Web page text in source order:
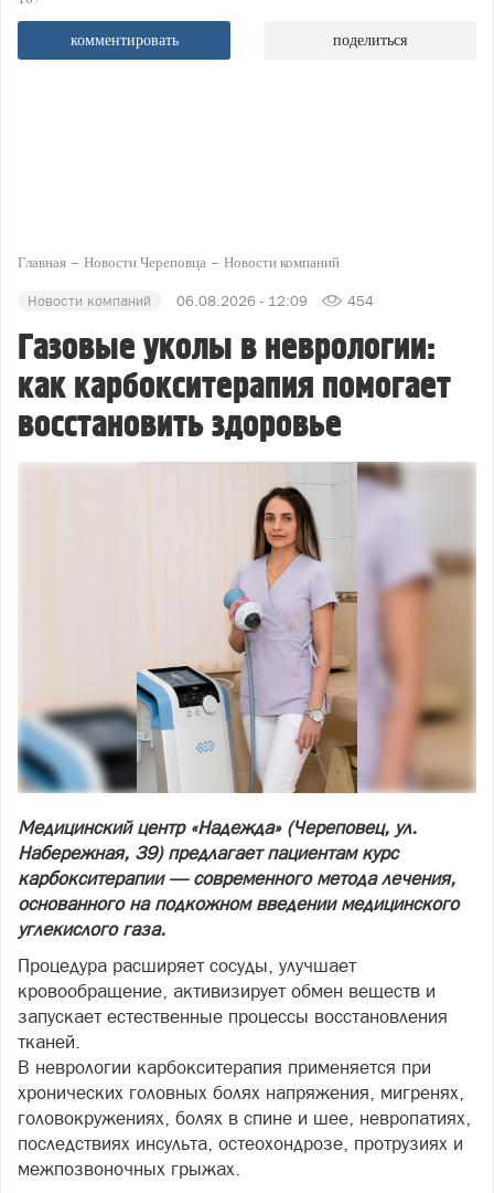
комментировать поделиться
Главная Новости Череповца Новости компаний
Новости компаний 06.08.2026 - 12:09 454
Газовые уколы в неврологии:
как карбокситерапия помогает
восстановить здоровье
Медицинский центр «Надежда» (Череповец, ул.
Набережная, 39) предлагает пациентам курс
карбокситерапии — современного метода лечения,
основанного на подкожном введении медицинского
углекислого газа.
Процедура расширяет сосуды, улучшает
кровообращение, активизирует обмен веществ и
запускает естественные процессы восстановления
тканей.
В неврологии карбокситерапия применяется при
хронических головных болях напряжения, мигренях,
головокружениях, болях в спине и шее, невропатиях,
последствиях инсульта, остеохондрозе, протрузиях и
межпозвоночных грыжах.